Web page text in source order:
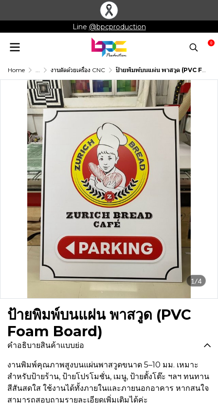
Line @bpcproduction
0
Home ... งานตัดด้วยเครื่อง CNC ป้ายพิมพ์บนแผ่น พาสวูด (PVC Foam Board)
1/4
ป้ายพิมพ์บนแผ่น พาสวูด (PVC
Foam Board)
คำอธิบายสินค้าแบบย่อ
งานพิมพ์คุณภาพสูงบนแผ่นพาสวูดขนาด 5–10 มม. เหมาะ
สำหรับป้ายร้าน, ป้ายโปรโมชั่น, เมนู, ป้ายตั้งโต๊ะ ฯลฯ ทนทาน
สีสันสดใส ใช้งานได้ทั้งภายในและภายนอกอาคาร หากสนใจ
สามารถสอบถามรายละเอียดเพิ่มเติมได้ค่ะ